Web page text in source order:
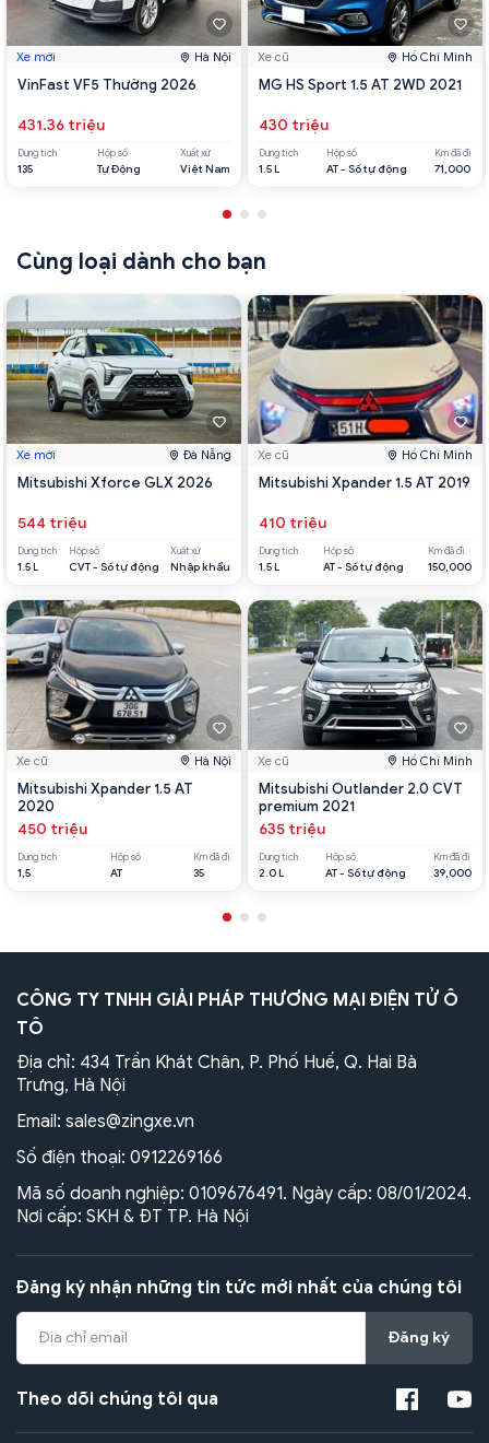
Xe mới Hà Nội
VinFast VF5 Thường 2026
431.36 triệu
Dung tích
135
Hộp số
Tự Động
Xuất xứ
Việt Nam
Xe cũ Hồ Chí Minh
MG HS Sport 1.5 AT 2WD 2021
430 triệu
Dung tích
1.5 L
Hộp số
AT - Số tự động
Km đã đi
71,000
Cùng loại dành cho bạn
Xe mới Đà Nẵng
Mitsubishi Xforce GLX 2026
544 triệu
Dung tích
1.5 L
Hộp số
CVT - Số tự động
Xuất xứ
Nhập khẩu
Xe cũ Hà Nội
Mitsubishi Xpander 1.5 AT
2020
450 triệu
Dung tích
1,5
Hộp số
AT
Km đã đi
35
Xe cũ Hồ Chí Minh
Mitsubishi Xpander 1.5 AT 2019
410 triệu
Dung tích
1.5 L
Hộp số
AT - Số tự động
Km đã đi
150,000
Xe cũ Hồ Chí Minh
Mitsubishi Outlander 2.0 CVT
premium 2021
635 triệu
Dung tích
2.0 L
Hộp số
AT - Số tự động
Km đã đi
39,000
CÔNG TY TNHH GIẢI PHÁP THƯƠNG MẠI ĐIỆN TỬ Ô
TÔ
Địa chỉ: 434 Trần Khát Chân, P. Phố Huế, Q. Hai Bà
Trưng, Hà Nội
Email: sales@zingxe.vn
Số điện thoại: 0912269166
Mã số doanh nghiệp: 0109676491. Ngày cấp: 08/01/2024.
Nơi cấp: SKH & ĐT TP. Hà Nội
Đăng ký nhận những tin tức mới nhất của chúng tôi
Đăng ký
Theo dõi chúng tôi qua